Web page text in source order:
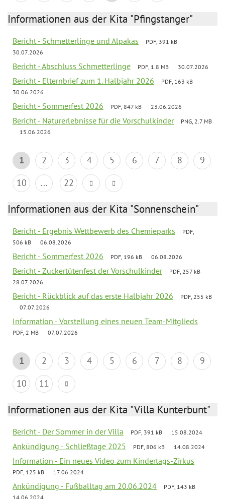
Informationen aus der Kita "Pfingstanger"
Bericht - Schmetterlinge und Alpakas
PDF, 391 kB
30.07.2026
Bericht - Abschluss Schmetterlinge PDF, 1.8 MB 30.07.2026
Bericht - Elternbrief zum 1. Halbjahr 2026
PDF, 163 kB
30.06.2026
Bericht - Sommerfest 2026 PDF, 847 kB 23.06.2026
Bericht - Naturerlebnisse für die Vorschulkinder
PNG, 2.7 MB
15.06.2026
1 2 3 4 5 6 7 8
9
10
... 22
Informationen aus der Kita "Sonnenschein"
Bericht - Ergebnis Wettbewerb des Chemieparks
PDF,
506 kB
06.08.2026
Bericht - Sommerfest 2026 PDF, 196 kB 06.08.2026
Bericht - Zuckertütenfest der Vorschulkinder
PDF, 257 kB
28.07.2026
Bericht - Rückblick auf das erste Halbjahr 2026
PDF, 255 kB
07.07.2026
Information - Vorstellung eines neuen Team-Mitglieds
PDF, 2 MB 07.07.2026
1 2 3 4 5 6 7 8
9
10
11
Informationen aus der Kita "Villa Kunterbunt"
Bericht - Der Sommer in der Villa PDF, 391 kB 15.08.2024
Ankündigung - Schließtage 2025 PDF, 806 kB 14.08.2024
Information - Ein neues Video zum Kindertags-Zirkus
PDF, 125 kB 17.06.2024
Ankündigung - Fußballtag am 20.06.2024
PDF, 143 kB
14.06.2024